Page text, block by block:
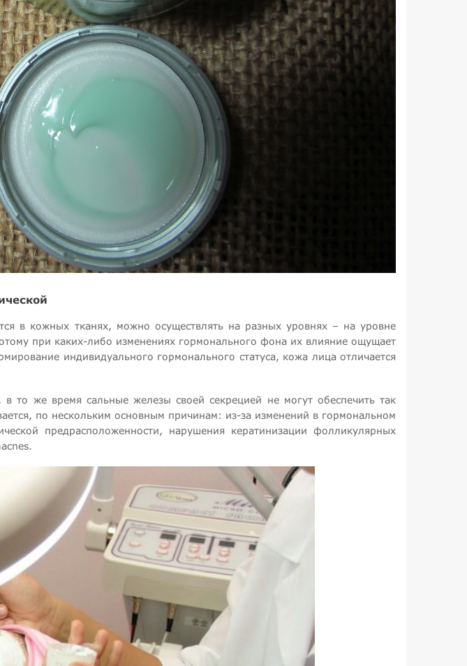
в кожных тканях, можно осуществлять на разных уровнях – на уровне
при каких-либо изменениях гормонального фона их влияние ощущает
индивидуального гормонального статуса, кожа лица отличается
то же время сальные железы своей секрецией не могут обеспечить так
по нескольким основным причинам: из-за изменений в гормональном
предрасположенности, нарушения кератинизации фолликулярных